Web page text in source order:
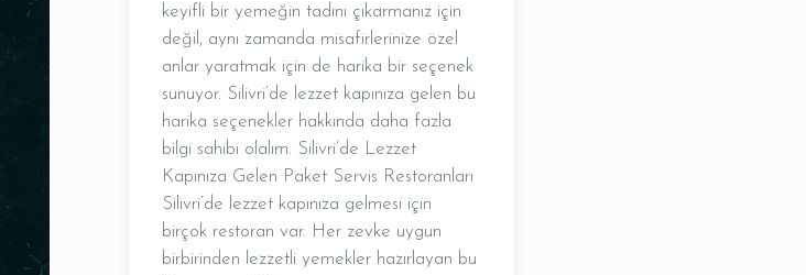
keyifli bir yemeğin tadını çıkarmanız için
değil, aynı zamanda misafirlerinize özel
anlar yaratmak için de harika bir seçenek
sunuyor. Silivri’de lezzet kapınıza gelen bu
harika seçenekler hakkında daha fazla
bilgi sahibi olalım. Silivri’de Lezzet
Kapınıza Gelen Paket Servis Restoranları
Silivri’de lezzet kapınıza gelmesi için
birçok restoran var. Her zevke uygun
birbirinden lezzetli yemekler hazırlayan bu